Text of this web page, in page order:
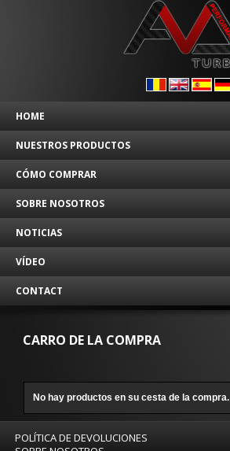
HOME
NUESTROS PRODUCTOS
CÓMO COMPRAR
SOBRE NOSOTROS
NOTICIAS
VÍDEO
CONTACT
CARRO DE LA COMPRA
No hay productos en su cesta de la compra.
POLÍTICA DE DEVOLUCIONES